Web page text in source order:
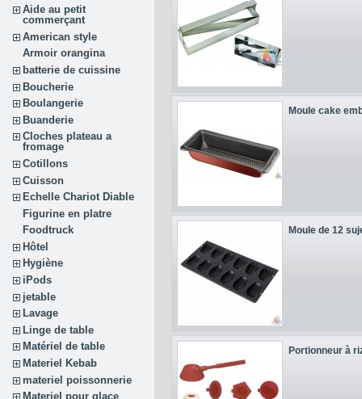
Aide au petit
commerçant
American style
Armoir orangina
batterie de cuissine
Boucherie
Boulangerie
Buanderie
Cloches plateau a
fromage
Cotillons
Cuisson
Echelle Chariot Diable
Figurine en platre
Foodtruck
Hôtel
Hygiène
iPods
jetable
Lavage
Linge de table
Matériel de table
Materiel Kebab
materiel poissonnerie
Materiel pour glace
Moule cake
Moule de 12
Portionneur à